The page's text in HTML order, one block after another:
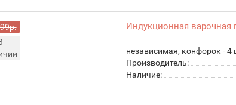
Индукционная варочная
независимая, конфорок - 4
Производитель:
Наличие: